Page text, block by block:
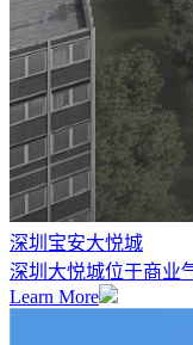
深圳宝安大悦城
深圳大悦城位于商业
Learn More